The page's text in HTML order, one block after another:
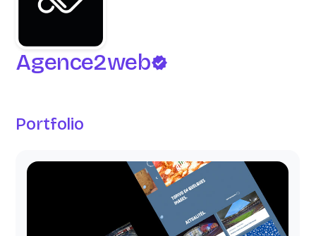
Agence2web
Portfolio